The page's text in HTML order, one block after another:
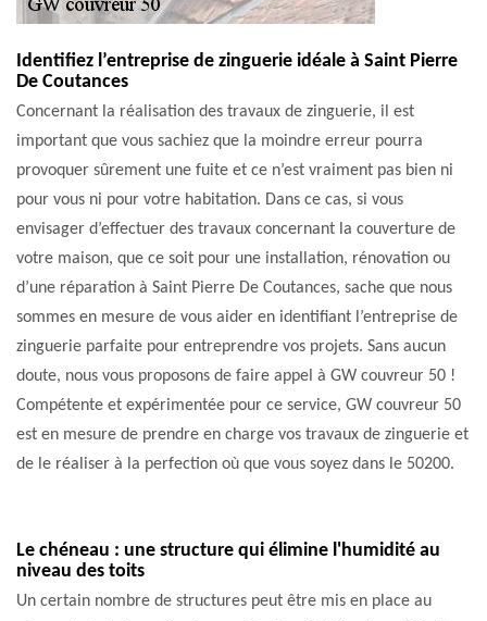
Identifiez l’entreprise de zinguerie idéale à Saint Pierre
De Coutances
Concernant la réalisation des travaux de zinguerie, il est
important que vous sachiez que la moindre erreur pourra
provoquer sûrement une fuite et ce n’est vraiment pas bien ni
pour vous ni pour votre habitation. Dans ce cas, si vous
envisager d’effectuer des travaux concernant la couverture de
votre maison, que ce soit pour une installation, rénovation ou
d’une réparation à Saint Pierre De Coutances, sache que nous
sommes en mesure de vous aider en identifiant l’entreprise de
zinguerie parfaite pour entreprendre vos projets. Sans aucun
doute, nous vous proposons de faire appel à GW couvreur 50 !
Compétente et expérimentée pour ce service, GW couvreur 50
est en mesure de prendre en charge vos travaux de zinguerie et
de le réaliser à la perfection où que vous soyez dans le 50200.
Le chéneau : une structure qui élimine l'humidité au
niveau des toits
Un certain nombre de structures peut être mis en place au